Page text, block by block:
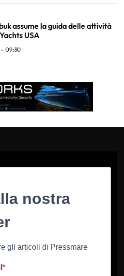
assume la guida delle attività
USA
09:30
nostra
gli articoli di Pressmare